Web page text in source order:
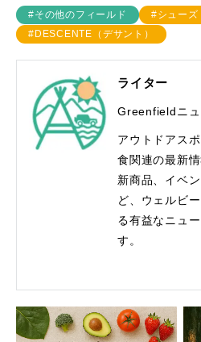
#その他のフィールド #シューズ
#DESCENTE（デサント）
ライター
Greenfieldニ
アウトドアス
食関連の最新
新商品、イベ
ど、ウェルビ
る有益なニュ
す。